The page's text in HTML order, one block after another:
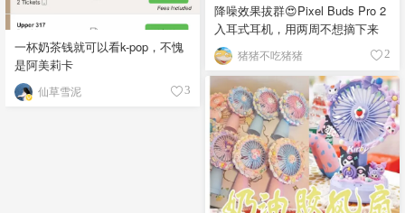
降噪效果拔群😍Pixel Buds Pro 2
入耳式耳机，用两周不想摘下来
猪猪不吃猪猪 2
一杯奶茶钱就可以看k-pop，不愧
是阿美莉卡
仙草雪泥 3